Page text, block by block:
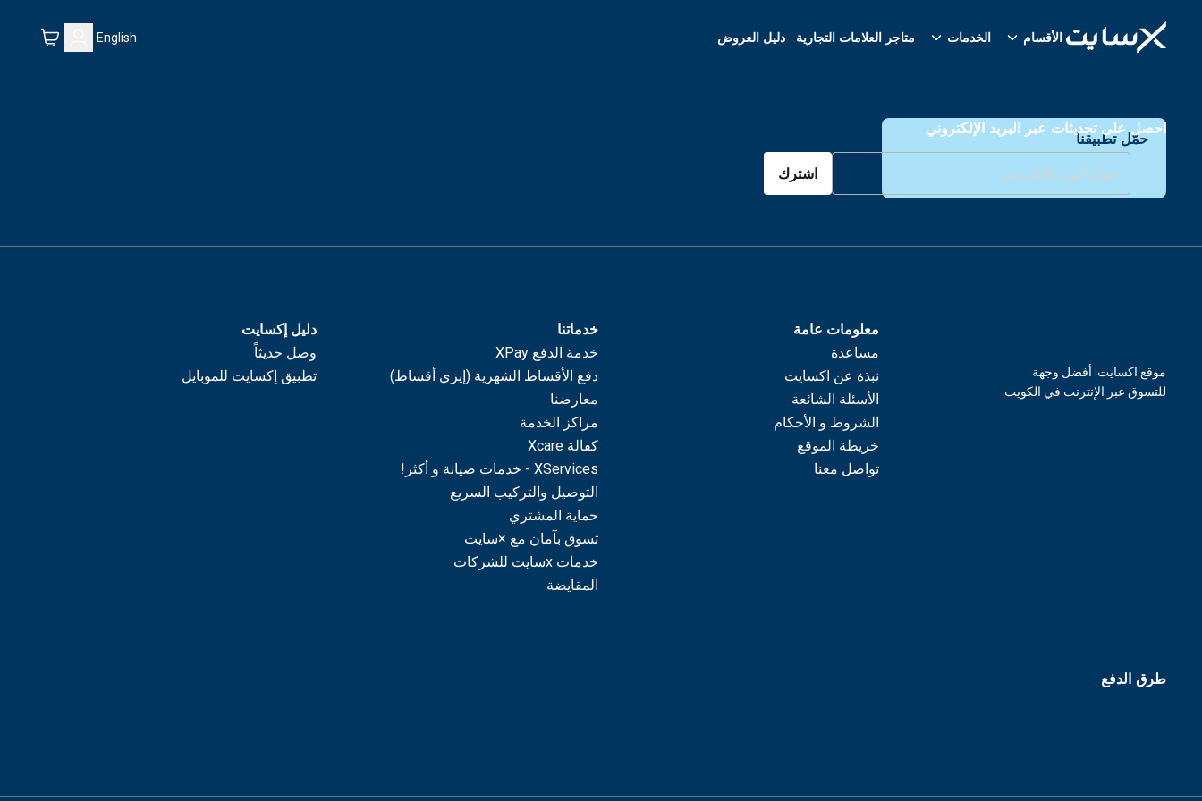
الأقسام الخدمات متاجر العلامات التجارية دليل العروض English
حمّل تطبيقنا
احصل على تحديثات عبر البريد الإلكتروني
اشترك
معلومات عامة
مساعدة
نبذة عن اكسايت
الأسئلة الشائعة
الشروط و الأحكام
خريطة الموقع
تواصل معنا
خدماتنا
خدمة الدفع XPay
دفع الأقساط الشهرية (إيزي أقساط)
معارضنا
مراكز الخدمة
كفالة Xcare
XServices - خدمات صيانة و أكثر!
التوصيل والتركيب السريع
حماية المشتري
تسوق بآمان مع ×سايت
خدمات xسايت للشركات
المقايضة
دليل إكسايت
وصل حديثاً
تطبيق إكسايت للموبايل
موقع اكسايت: أفضل وجهة
للتسوق عبر الإنترنت في الكويت
طرق الدفع